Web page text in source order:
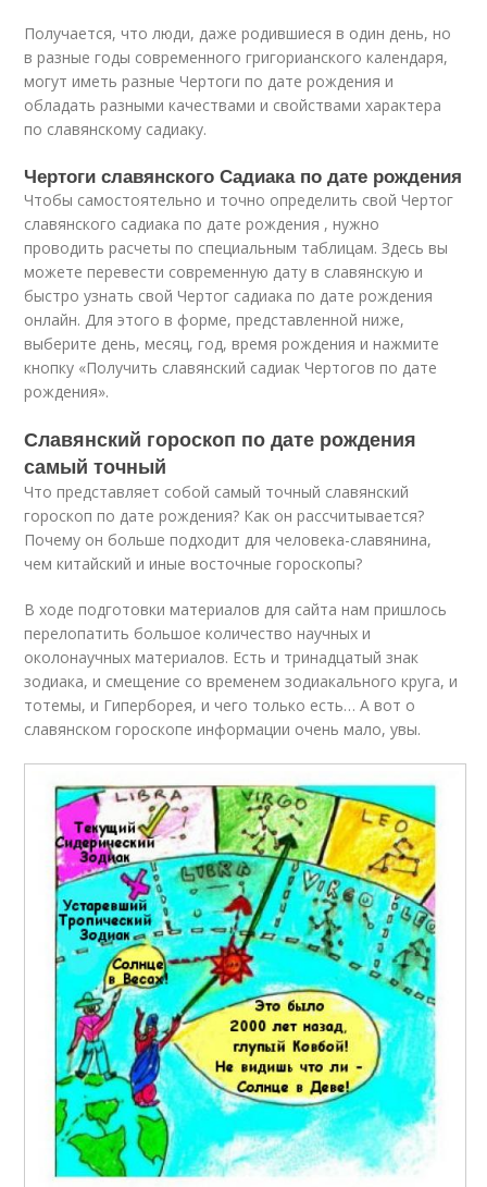
Получается, что люди, даже родившиеся в один день, но
в разные годы современного григорианского календаря,
могут иметь разные Чертоги по дате рождения и
обладать разными качествами и свойствами характера
по славянскому садиаку.
Чертоги славянского Садиака по дате рождения
Чтобы самостоятельно и точно определить свой Чертог
славянского садиака по дате рождения , нужно
проводить расчеты по специальным таблицам. Здесь вы
можете перевести современную дату в славянскую и
быстро узнать свой Чертог садиака по дате рождения
онлайн. Для этого в форме, представленной ниже,
выберите день, месяц, год, время рождения и нажмите
кнопку «Получить славянский садиак Чертогов по дате
рождения».
Славянский гороскоп по дате рождения
самый точный
Что представляет собой самый точный славянский
гороскоп по дате рождения? Как он рассчитывается?
Почему он больше подходит для человека-славянина,
чем китайский и иные восточные гороскопы?
В ходе подготовки материалов для сайта нам пришлось
перелопатить большое количество научных и
околонаучных материалов. Есть и тринадцатый знак
зодиака, и смещение со временем зодиакального круга, и
тотемы, и Гиперборея, и чего только есть… А вот о
славянском гороскопе информации очень мало, увы.